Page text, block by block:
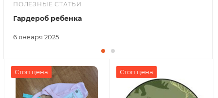
ПОЛЕЗНЫЕ СТАТЬИ
6 января 2025
Гардероб ребенка
Стоп цена Стоп цена